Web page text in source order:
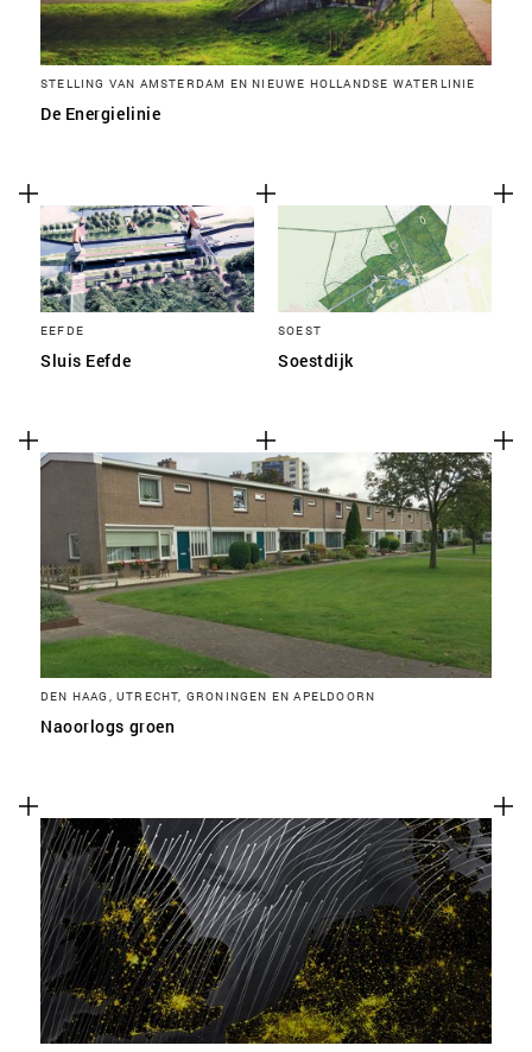
STELLING VAN AMSTERDAM EN NIEUWE HOLLANDSE WATERLINIE
De Energielinie
EEFDE
Sluis Eefde
SOEST
Soestdijk
DEN HAAG, UTRECHT, GRONINGEN EN APELDOORN
Naoorlogs groen